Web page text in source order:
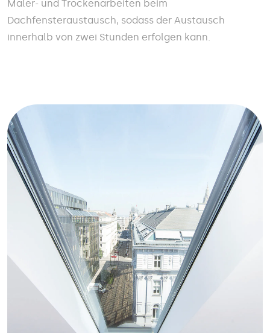
Maler- und Trockenarbeiten beim
Dachfensteraustausch, sodass der Austausch
innerhalb von zwei Stunden erfolgen kann.